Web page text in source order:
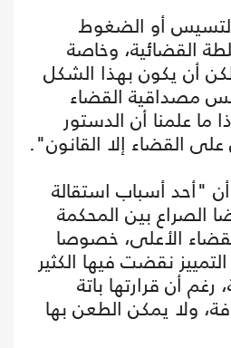
أو الضغوط
القضائية، وخاصة
لكن أن يكون بهذا الشكل
مصداقية القضاء
ما علمنا أن الدستور
القضاء إلا القانون".
"أحد أسباب استقالة
الصراع بين المحكمة
الأعلى، خصوصا
نقضت فيها الكثير
رغم أن قرارتها باتة
ولا يمكن الطعن بها